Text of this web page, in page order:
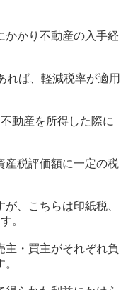
かかり不動産の入手経
れば、軽減税率が適用
動産を所得した際に
産税評価額に一定の税
、こちらは印紙税、
。
主・買主がそれぞれ負